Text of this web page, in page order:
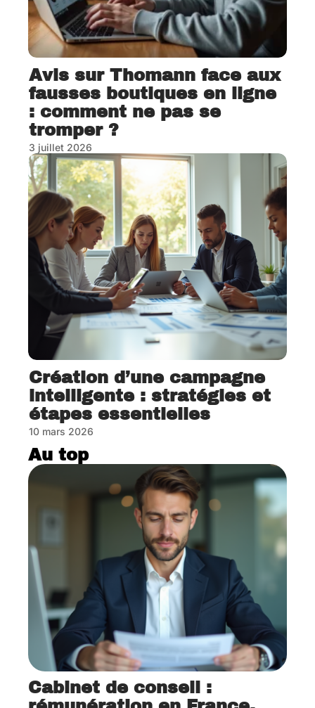
Avis sur Thomann face aux
fausses boutiques en ligne
: comment ne pas se
tromper ?
3 juillet 2026
Création d’une campagne
intelligente : stratégies et
étapes essentielles
10 mars 2026
Au top
Cabinet de conseil :